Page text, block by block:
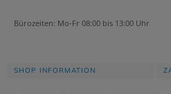
Bürozeiten: Mo-Fr 08:00 bis 13:00 Uhr
SHOP INFORMATION